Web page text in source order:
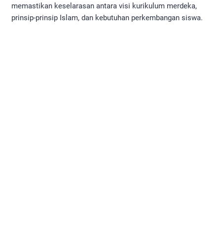
memastikan keselarasan antara visi kurikulum merdeka,
prinsip-prinsip Islam, dan kebutuhan perkembangan siswa.